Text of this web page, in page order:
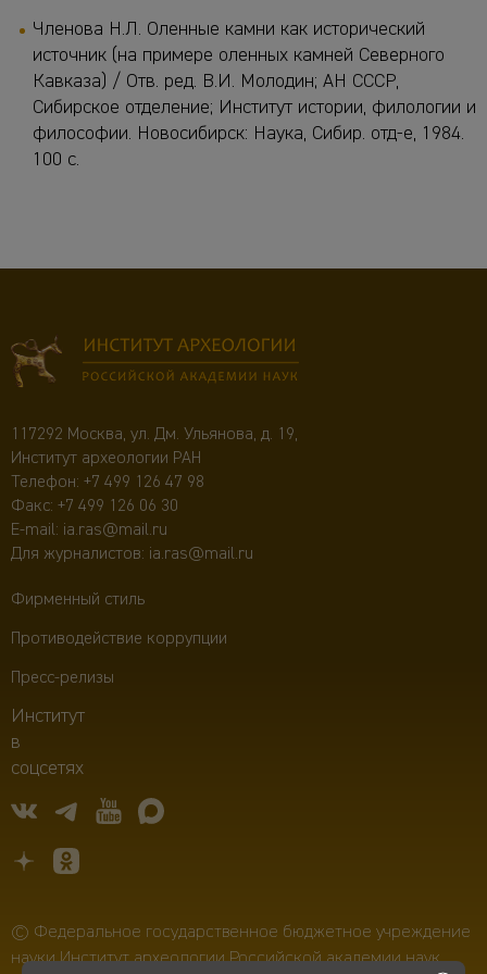
Членова Н.Л. Оленные камни как исторический
источник (на примере оленных камней Северного
Кавказа) / Отв. ред. В.И. Молодин; АН СССР,
Сибирское отделение; Институт истории, филологии и
философии. Новосибирск: Наука, Сибир. отд-е, 1984.
100 с.
117292 Москва, ул. Дм. Ульянова, д. 19,
Институт археологии РАН
Телефон: +7 499 126 47 98
Факс: +7 499 126 06 30
E-mail: ia.ras@mail.ru
Для журналистов: ia.ras@mail.ru
Фирменный стиль
Противодействие коррупции
Пресс-релизы
Институт
в
соцсетях
© Федеральное государственное бюджетное учреждение
науки Институт археологии Российской академии наук,